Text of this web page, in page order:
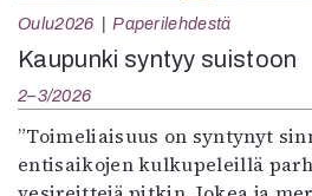
Oulu2026 Paperilehdestä
Kaupunki syntyy suistoon
2–3/2026
”Toimeliaisuus on syntynyt
entisaikojen kulkupeleillä